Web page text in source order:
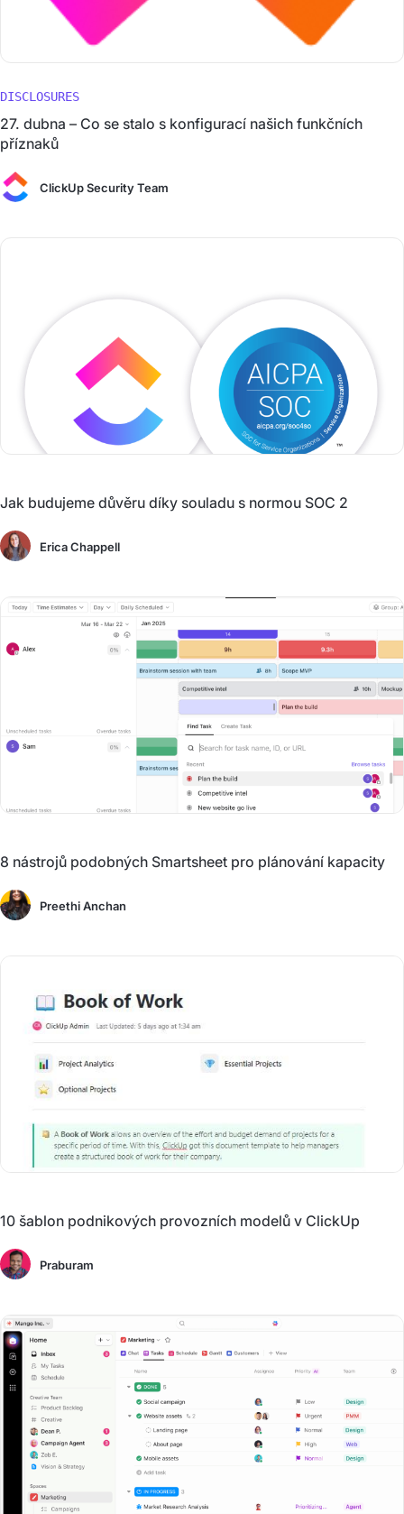
DISCLOSURES
27. dubna – Co se stalo s konfigurací našich funkčních
příznaků
ClickUp Security Team
Jak budujeme důvěru díky souladu s normou SOC 2
Erica Chappell
8 nástrojů podobných Smartsheet pro plánování kapacity
Preethi Anchan
10 šablon podnikových provozních modelů v ClickUp
Praburam